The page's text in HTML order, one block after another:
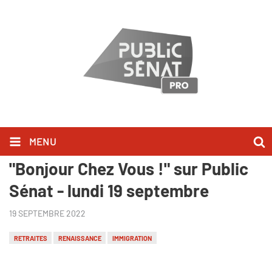
MENU
Stanislas Guerini l'a dit dans
"Bonjour Chez Vous !" sur Public
Sénat - lundi 19 septembre
19 SEPTEMBRE 2022
RETRAITES RENAISSANCE IMMIGRATION